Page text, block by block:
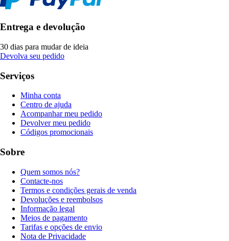
Entrega e devolução
30 dias para mudar de ideia
Devolva seu pedido
Serviços
Minha conta
Centro de ajuda
Acompanhar meu pedido
Devolver meu pedido
Códigos promocionais
Sobre
Quem somos nós?
Contacte-nos
Termos e condições gerais de venda
Devoluções e reembolsos
Informação legal
Meios de pagamento
Tarifas e opções de envio
Nota de Privacidade